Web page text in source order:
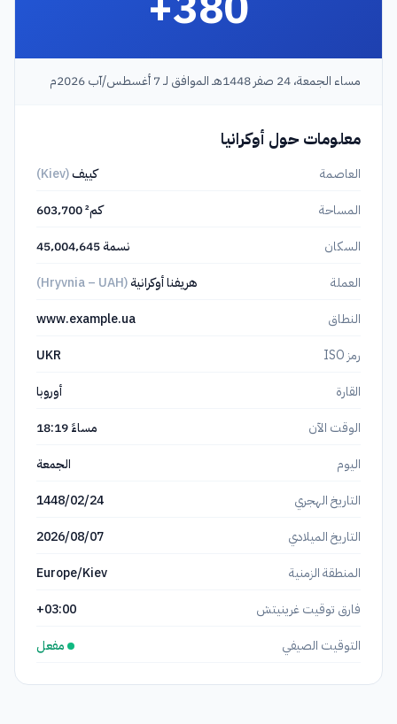
مساء الجمعة، 24 صفر 1448هـ الموافق لـ 7 أغسطس/آب 2026م
معلومات حول أوكرانيا
العاصمة كييف(Kiev)
المساحة
603٬700 كم²
السكان
45٬004٬645 نسمة
العملة
هريفنا أوكرانية(Hryvnia – UAH)
النطاق
www.example.ua
رمز ISO
UKR
القارة
أوروبا
الوقت الآن
18:19مساءً
اليوم
الجمعة
التاريخ الهجري
1448/02/24
التاريخ الميلادي
2026/08/07
المنطقة الزمنية
Europe/Kiev
فارق توقيت غرينيتش
+03:00
التوقيت الصيفي
مفعل